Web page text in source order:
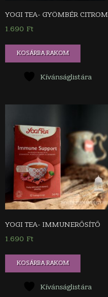
YOGI TEA- GYÖMBÉR CITROM
1.690 Ft
KOSÁRBA RAKOM
Kívánságlistára
YOGI TEA- IMMUNERŐSÍTŐ
1.690 Ft
KOSÁRBA RAKOM
Kívánságlistára